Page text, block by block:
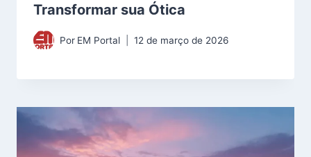
Transformar sua Ótica
Por EM Portal 12 de março de 2026